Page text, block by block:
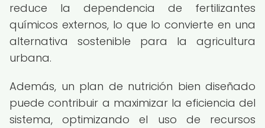
reduce la dependencia de fertilizantes
químicos externos, lo que lo convierte en una
alternativa sostenible para la agricultura
urbana.
Además, un plan de nutrición bien diseñado
puede contribuir a maximizar la eficiencia del
sistema, optimizando el uso de recursos